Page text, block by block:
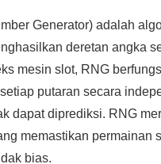
Generator) adalah
deretan angka
mesin slot, RNG
putaran secara
dapat diprediksi. RNG
memastikan permainan
bias.